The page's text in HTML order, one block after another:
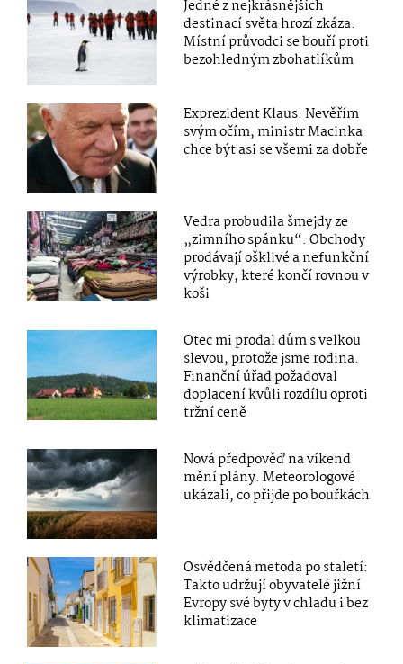
Jedné z nejkrásnějších
destinací světa hrozí zkáza.
Místní průvodci se bouří proti
bezohledným zbohatlíkům
Exprezident Klaus: Nevěřím
svým očím, ministr Macinka
chce být asi se všemi za dobře
Vedra probudila šmejdy ze
„zimního spánku“. Obchody
prodávají ošklivé a nefunkční
výrobky, které končí rovnou v
koši
Otec mi prodal dům s velkou
slevou, protože jsme rodina.
Finanční úřad požadoval
doplacení kvůli rozdílu oproti
tržní ceně
Nová předpověď na víkend
mění plány. Meteorologové
ukázali, co přijde po bouřkách
Osvědčená metoda po staletí:
Takto udržují obyvatelé jižní
Evropy své byty v chladu i bez
klimatizace